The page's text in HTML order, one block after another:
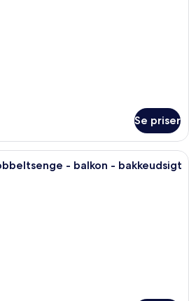
Se priser
En balkon med udsigt over en by
- balkon - bakkeudsigt